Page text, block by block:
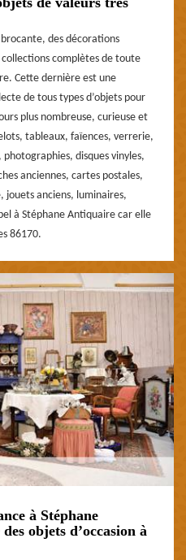
des décorations
complètes de toute
Cette dernière est une
de tous types d’objets pour
plus nombreuse, curieuse et
tableaux, faïences, verrerie,
disques vinyles,
anciennes, cartes postales,
anciens, luminaires,
à Stéphane Antiquaire car elle
86170.
à Stéphane
objets d’occasion à